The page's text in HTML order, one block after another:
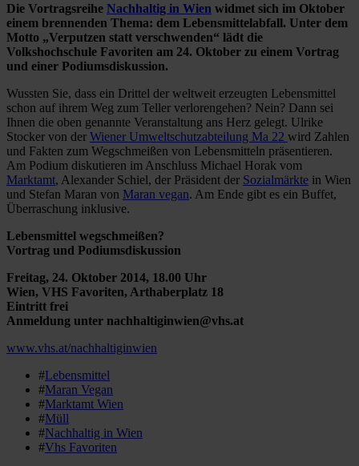
Die Vortragsreihe Nachhaltig in Wien widmet sich im Oktober
einem brennenden Thema: dem Lebensmittelabfall. Unter dem
Motto „Verputzen statt verschwenden“ lädt die
Volkshochschule Favoriten am 24. Oktober zu einem Vortrag
und einer Podiumsdiskussion.
Wussten Sie, dass ein Drittel der weltweit erzeugten Lebensmittel
schon auf ihrem Weg zum Teller verlorengehen? Nein? Dann sei
Ihnen die oben genannte Veranstaltung ans Herz gelegt. Ulrike
Stocker von der Wiener Umweltschutzabteilung Ma 22 wird Zahlen
und Fakten zum Wegschmeißen von Lebensmitteln präsentieren.
Am Podium diskutieren im Anschluss Michael Horak vom
Marktamt, Alexander Schiel, der Präsident der Sozialmärkte in Wien
und Stefan Maran von Maran vegan. Am Ende gibt es ein Buffet,
Überraschung inklusive.
Lebensmittel wegschmeißen?
Vortrag und Podiumsdiskussion
Freitag, 24. Oktober 2014, 18.00 Uhr
Wien, VHS Favoriten, Arthaberplatz 18
Eintritt frei
Anmeldung unter nachhaltiginwien@vhs.at
www.vhs.at/nachhaltiginwien
#Lebensmittel
#Maran Vegan
#Marktamt Wien
#Müll
#Nachhaltig in Wien
#Vhs Favoriten